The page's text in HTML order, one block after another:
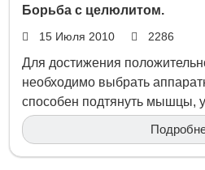
Борьба с целюлитом.
15 Июля 2010 2286
Для достижения
необходимо выбрать
способен подтянуть мышцы,